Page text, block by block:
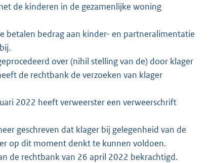
de kinderen in de gezamenlijke woning
betalen bedrag aan kinder- en partneralimentatie
over (nihil stelling van de) door klager
de rechtbank de verzoeken van klager
2022 heeft verweerster een verweerschrift
geschreven dat klager bij gelegenheid van de
op dit moment denkt te kunnen voldoen.
de rechtbank van 26 april 2022 bekrachtigd.